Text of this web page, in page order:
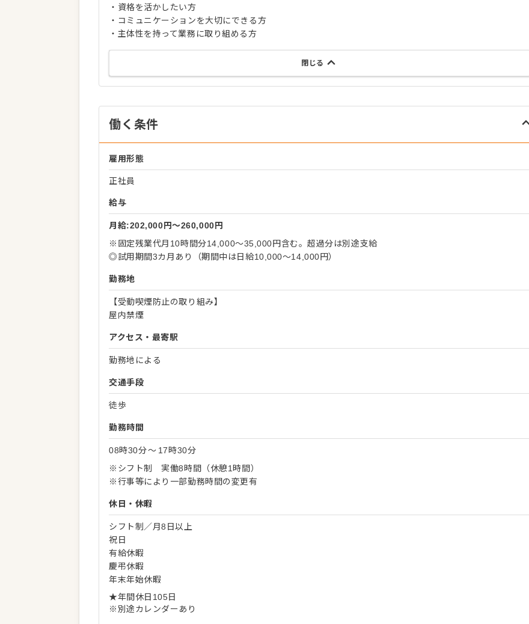
・資格を活かしたい方
・コミュニケーションを大切にできる方
・主体性を持って業務に取り組める方
閉じる
働く条件
雇用形態
正社員
給与
月給:202,000円〜260,000円
※固定残業代月10時間分14,000～35,000円含む。超過分は別途支給
◎試用期間3カ月あり（期間中は日給10,000～14,000円）
勤務地
【受動喫煙防止の取り組み】
屋内禁煙
アクセス・最寄駅
勤務地による
交通手段
徒歩
勤務時間
08時30分〜 17時30分
※シフト制 実働8時間（休憩1時間）
※行事等により一部勤務時間の変更有
休日・休暇
シフト制／月8日以上
祝日
有給休暇
慶弔休暇
年末年始休暇
★年間休日105日
※別途カレンダーあり